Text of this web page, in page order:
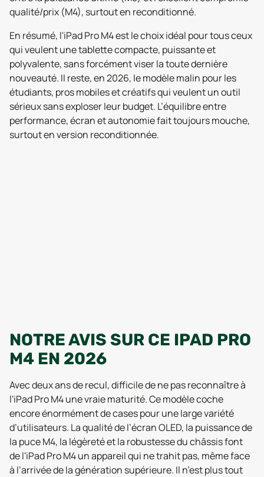
qualité/prix (M4), surtout en reconditionné.
En résumé, l'iPad Pro M4 est le choix idéal pour tous ceux
qui veulent une tablette compacte, puissante et
polyvalente, sans forcément viser la toute dernière
nouveauté. Il reste, en 2026, le modèle malin pour les
étudiants, pros mobiles et créatifs qui veulent un outil
sérieux sans exploser leur budget. L’équilibre entre
performance, écran et autonomie fait toujours mouche,
surtout en version reconditionnée.
NOTRE AVIS SUR CE IPAD PRO
M4 EN 2026
Avec deux ans de recul, difficile de ne pas reconnaître à
l'iPad Pro M4 une vraie maturité. Ce modèle coche
encore énormément de cases pour une large variété
d’utilisateurs. La qualité de l’écran OLED, la puissance de
la puce M4, la légèreté et la robustesse du châssis font
de l'iPad Pro M4 un appareil qui ne trahit pas, même face
à l’arrivée de la génération supérieure. Il n’est plus tout